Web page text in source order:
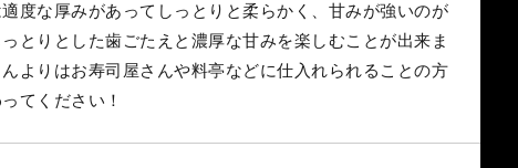
度な厚みがあってしっとりと柔らかく、甘みが強いのが
とりとした歯ごたえと濃厚な甘みを楽しむことが出来ま
よりはお寿司屋さんや料亭などに仕入れられることの方
てください！